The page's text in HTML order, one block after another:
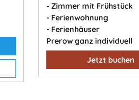
- Zimmer mit Frühstück
- Ferienwohnung
- Ferienhäuser
Prerow ganz individuell
Jetzt buchen